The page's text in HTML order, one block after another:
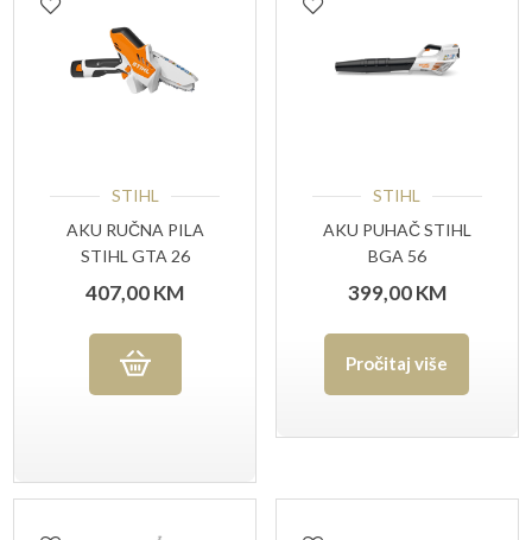
STIHL
AKU RUČNA PILA
STIHL GTA 26
SET(AS2+AL1)
407,00KM
STIHL
AKU PUHAČ STIHL
BGA 56
399,00KM
Pročitaj više